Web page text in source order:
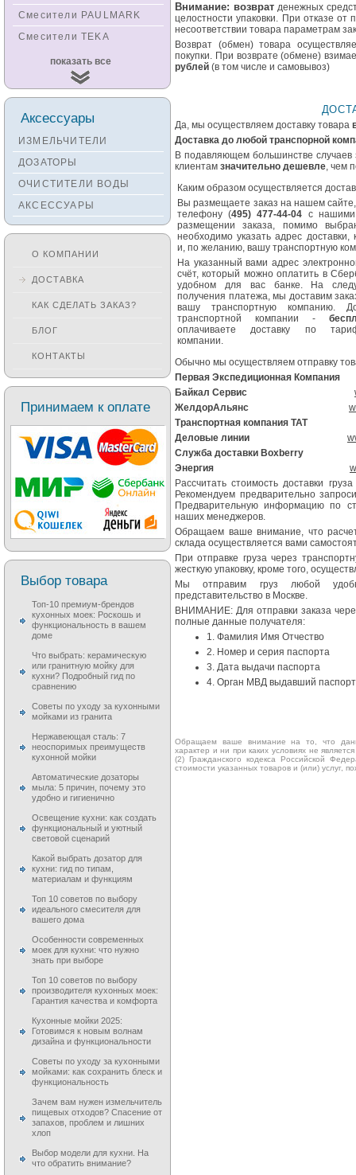
Bнимание: возвратденежных
целостности упаковки. При отказе от
несоответствии товара параметрам
Возврат (обмен) товара
покупки. При возврате (обмене)
рублей (в том числе и самовывоз)
Да, мы осуществляем доставку товара
Доставка до любой транспорной
В подавляющем большинстве
клиентам значительно дешевле, чем
Каким образом осуществляется
Вы размещаете заказ на нашем
телефону (495) 477-44-04 с
размещении заказа, помимо
необходимо указать адрес
и, по желанию, вашу транспортную
На указанный вами адрес
счёт, который можно оплатить в
удобном для вас банке. На
получения платежа, мы доставим
вашу транспортную компанию.
транспортной компании -
оплачиваете доставку по
компании.
Обычно мы осуществляем отправку
Первая Экспедиционная Компания
Байкал Сервис
ЖелдорАльянс
Транспортная компания
Деловые линии
Служба доставки
Энергия
Рассчитать стоимость доставки
Рекомендуем предварительно
Предварительную информацию по
наших менеджеров.
Обращаем ваше внимание, что
склада осуществляется вами
При отправке груза через
жесткую упаковку, кроме того,
Мы отправим груз любой
представительство в Москве.
ВНИМАНИЕ: Для отправки заказа
полные данные получателя:
1. Фамилия Имя Отчество
2. Номер и серия паспорта
3. Дата выдачи паспорта
4. Орган МВД выдавший паспорт
Обращаем ваше внимание на то, что
характер и ни при каких условиях не
(2) Гражданского кодекса Российской
стоимости указанных товаров и (или) услуг,
Смесители PAULMARK
Смесители TEKA
Смесители
KUCHENSTERN
Смесители ZORG
Смесители KANTERA
Смесители SEAMAN
Смесители
Zigmund&Shtain
Смесители OULIN
Смесители под бронзу
показать все
Аксессуары
ИЗМЕЛЬЧИТЕЛИ
ДОЗАТОРЫ
ОЧИСТИТЕЛИ ВОДЫ
АКСЕССУАРЫ
О КОМПАНИИ
ДОСТАВКА
КАК СДЕЛАТЬ ЗАКАЗ?
БЛОГ
КОНТАКТЫ
Принимаем к оплате
Выбор товара
Топ-10 премиум-брендов
кухонных моек: Роскошь и
функциональность в вашем
доме
Что выбрать: керамическую
или гранитную мойку для
кухни? Подробный гид по
сравнению
Советы по уходу за кухонными
мойками из гранита
Нержавеющая сталь: 7
неоспоримых преимуществ
кухонной мойки
Автоматические дозаторы
мыла: 5 причин, почему это
удобно и гигиенично
Освещение кухни: как создать
функциональный и уютный
световой сценарий
Какой выбрать дозатор для
кухни: гид по типам,
материалам и функциям
Топ 10 советов по выбору
идеального смесителя для
вашего дома
Особенности современных
моек для кухни: что нужно
знать при выборе
Топ 10 советов по выбору
производителя кухонных моек:
Гарантия качества и комфорта
Кухонные мойки 2025:
Готовимся к новым волнам
дизайна и функциональности
Советы по уходу за кухонными
мойками: как сохранить блеск и
функциональность
Зачем вам нужен измельчитель
пищевых отходов? Спасение от
запахов, проблем и лишних
хлоп
Выбор модели для кухни. На
что обратить внимание?